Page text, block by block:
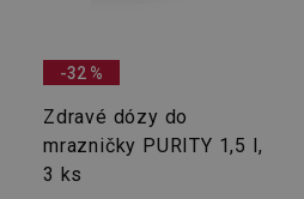
-32 %
Zdravé dózy do
mrazničky PURITY 1,5 l,
3 ks